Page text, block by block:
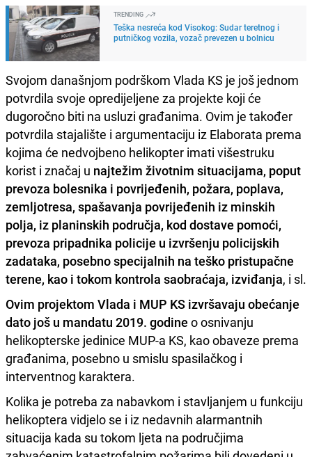
TRENDING
Teška nesreća kod Visokog: Sudar teretnog i
putničkog vozila, vozač prevezen u bolnicu
Svojom današnjom podrškom Vlada KS je još jednom
potvrdila svoje opredijeljene za projekte koji će
dugoročno biti na usluzi građanima. Ovim je također
potvrdila stajalište i argumentaciju iz Elaborata prema
kojima će nedvojbeno helikopter imati višestruku
korist i značaj u najtežim životnim situacijama, poput
prevoza bolesnika i povrijeđenih, požara, poplava,
zemljotresa, spašavanja povrijeđenih iz minskih
polja, iz planinskih područja, kod dostave pomoći,
prevoza pripadnika policije u izvršenju policijskih
zadataka, posebno specijalnih na teško pristupačne
terene, kao i tokom kontrola saobraćaja, izviđanja, i sl.
Ovim projektom Vlada i MUP KS izvršavaju obećanje
dato još u mandatu 2019. godine o osnivanju
helikopterske jedinice MUP-a KS, kao obaveze prema
građanima, posebno u smislu spasilačkog i
interventnog karaktera.
Kolika je potreba za nabavkom i stavljanjem u funkciju
helikoptera vidjelo se i iz nedavnih alarmantnih
situacija kada su tokom ljeta na područjima